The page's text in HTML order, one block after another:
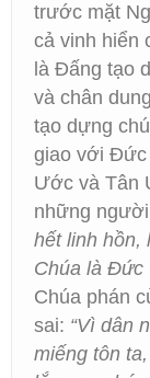
trước mặt
cả vinh hiển
là Đấng tạo
và chân
tạo dựng
giao với Đức
Ước và Tân
những
hết linh hồn,
Chúa là Đức
Chúa phán
sai: “Vì dân
miếng tôn